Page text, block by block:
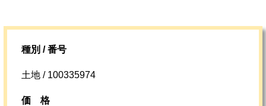
種別 / 番号
土地 / 100335974
価格